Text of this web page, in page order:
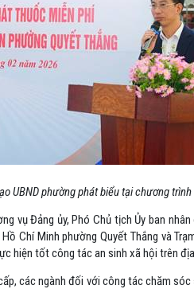
UBND phường phát biểu tại chương trình
vụ Đảng ủy, Phó Chủ tịch Ủy ban
Chí Minh phường Quyết Thắng và
hiện tốt công tác an sinh xã hội trên
các ngành đối với công tác chăm